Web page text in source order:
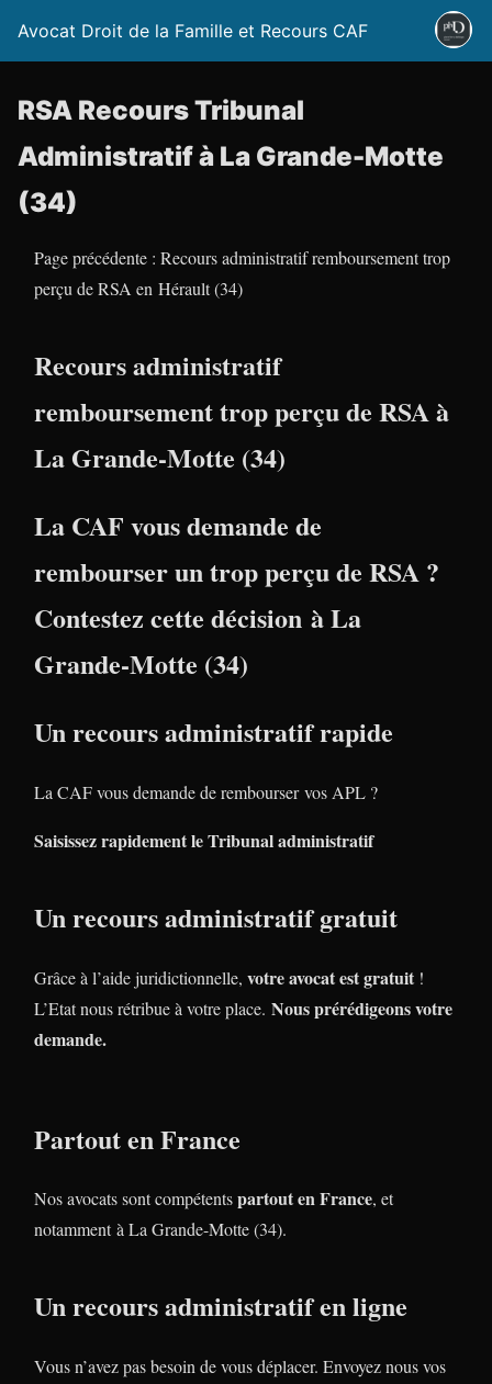
Avocat Droit de la Famille et Recours CAF
RSA Recours Tribunal
Administratif à La Grande-Motte
(34)
Page précédente : Recours administratif remboursement trop
perçu de RSA en Hérault (34)
Recours administratif
remboursement trop perçu de RSA à
La Grande-Motte (34)
La CAF vous demande de
rembourser un trop perçu de RSA ?
Contestez cette décision à La
Grande-Motte (34)
Un recours administratif rapide
La CAF vous demande de rembourser vos APL ?
Saisissez rapidement le Tribunal administratif
Un recours administratif gratuit
Grâce à l’aide juridictionnelle, votre avocat est gratuit !
L’Etat nous rétribue à votre place. Nous prérédigeons votre
demande.
Partout en France
Nos avocats sont compétentspartout en France, et
notamment à La Grande-Motte (34).
Un recours administratif en ligne
Vous n’avez pas besoin de vous déplacer. Envoyez nous vos